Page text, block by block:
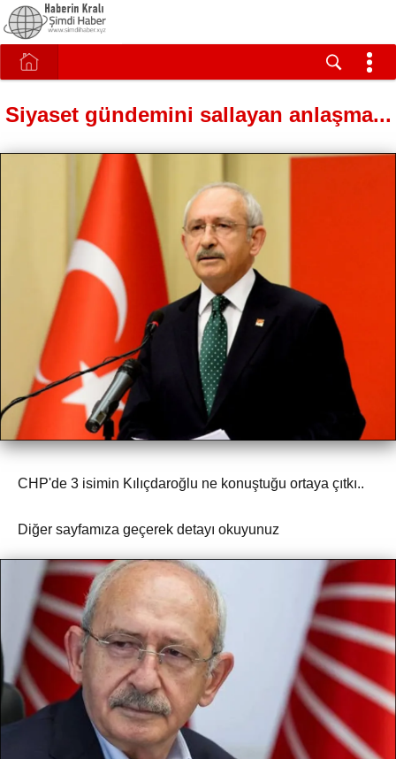
Siyaset gündemini sallayan anlaşma...
CHP'de 3 isimin Kılıçdaroğlu ne konuştuğu ortaya çıtkı..
Diğer sayfamıza geçerek detayı okuyunuz